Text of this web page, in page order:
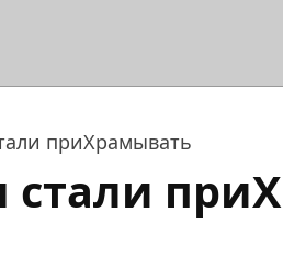
приХрамывать
стали